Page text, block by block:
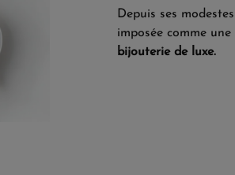
Depuis ses
imposée comme
bijouterie de luxe.